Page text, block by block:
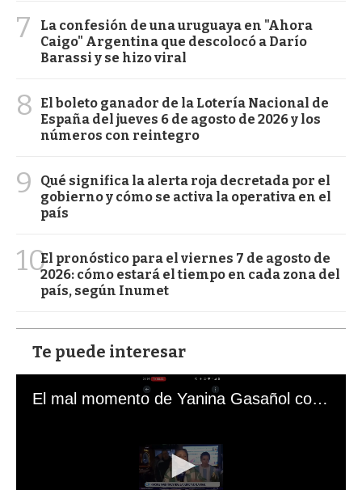
7
La confesión de una uruguaya en "Ahora
Caigo" Argentina que descolocó a Darío
Barassi y se hizo viral
8
El boleto ganador de la Lotería Nacional de
España del jueves 6 de agosto de 2026 y los
números con reintegro
9
Qué significa la alerta roja decretada por el
gobierno y cómo se activa la operativa en el
país
10El pronóstico para el viernes 7 de agosto de
2026: cómo estará el tiempo en cada zona del
país, según Inumet
Te puede interesar
El mal momento de Yanina Gasañol con un hincha argentino en "Subrayado"